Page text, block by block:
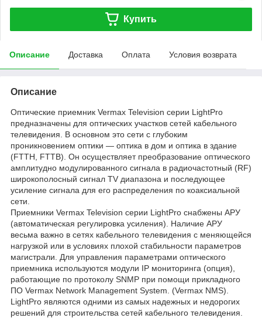
Купить
Описание Доставка Оплата Условия возврата
Описание
Оптические приемник Vermax Television серии LightPro
предназначены для оптических участков сетей кабельного
телевидения. В основном это сети с глубоким
проникновением оптики — оптика в дом и оптика в здание
(FTTH, FTTB). Он осуществляет преобразование оптического
амплитудно модулированного сигнала в радиочастотный (RF)
широкополосный сигнал TV диапазона и последующее
усиление сигнала для его распределения по коаксиальной
сети.
Приемники Vermax Television cерии LightPro снабжены АРУ
(автоматическая регулировка усиления). Наличие АРУ
весьма важно в сетях кабельного телевидения с меняющейся
нагрузкой или в условиях плохой стабильности параметров
магистрали. Для управления параметрами оптического
приемника используются модули IP мониторинга (опция),
работающие по протоколу SNMP при помощи прикладного
ПО Vermax Network Management System. (Vermax NMS).
LightPro являются одними из самых надежных и недорогих
решений для строительства сетей кабельного телевидения.